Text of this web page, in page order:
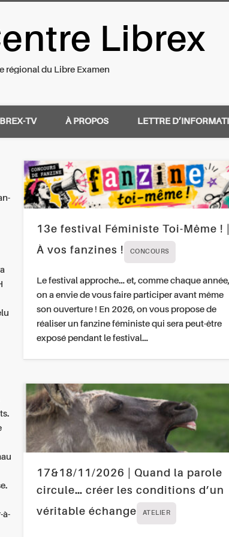
Libre ExamenLibrex
régional du Libre Examen
TV À PROPOS LETTRE
à-
13e festival Féministe Toi-Même !
À vos fanzines !
CONCOURS
Le festival approche… et, comme chaque année,
on a envie de vous faire participer avant même
son ouverture ! En 2026, on vous propose de
réaliser un fanzine féministe qui sera peut-être
exposé pendant le festival…
17&18/11/2026 | Quand la parole
circule… créer les conditions d’un
véritable échange
ATELIER